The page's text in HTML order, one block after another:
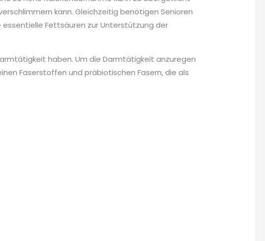
kann. Gleichzeitig benötigen Senioren
Fettsäuren zur Unterstützung der
haben. Um die Darmtätigkeit anzuregen
Faserstoffen und präbiotischen Fasern, die als